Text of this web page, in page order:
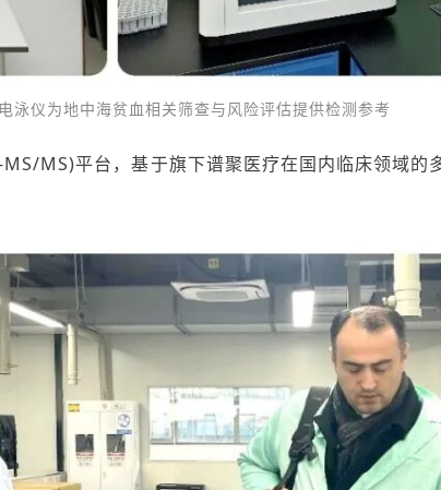
泳仪为地中海贫血相关筛查与风险评估提供检测参考
MS)平台，基于旗下谱聚医疗在国内临床领域的